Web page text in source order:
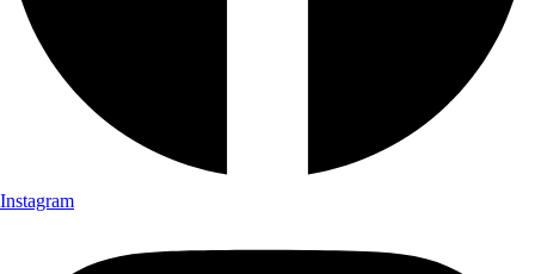
Instagram